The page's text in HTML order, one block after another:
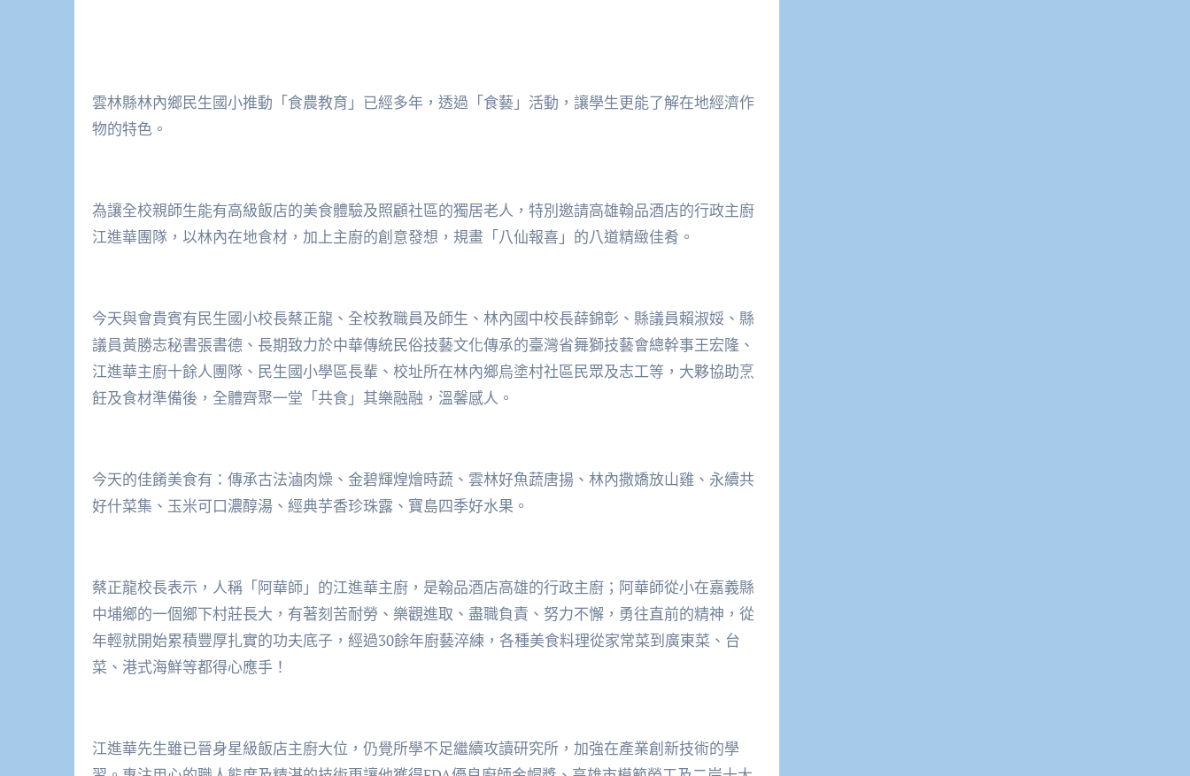
雲林縣林內鄉民生國小推動「食農教育」已經多年，透過「食藝」活動，讓學生更能了解在地經濟作
物的特色。
為讓全校親師生能有高級飯店的美食體驗及照顧社區的獨居老人，特別邀請高雄翰品酒店的行政主廚
江進華團隊，以林內在地食材，加上主廚的創意發想，規畫「八仙報喜」的八道精緻佳肴。
今天與會貴賓有民生國小校長蔡正龍、全校教職員及師生、林內國中校長薛錦彰、縣議員賴淑娞、縣
議員黃勝志秘書張書德、長期致力於中華傳統民俗技藝文化傳承的臺灣省舞獅技藝會總幹事王宏隆、
江進華主廚十餘人團隊、民生國小學區長輩、校址所在林內鄉烏塗村社區民眾及志工等，大夥協助烹
飪及食材準備後，全體齊聚一堂「共食」其樂融融，溫馨感人。
今天的佳餚美食有：傳承古法滷肉燥、金碧輝煌燴時蔬、雲林好魚蔬唐揚、林內撒嬌放山雞、永續共
好什菜集、玉米可口濃醇湯、經典芋香珍珠露、寶島四季好水果。
蔡正龍校長表示，人稱「阿華師」的江進華主廚，是翰品酒店高雄的行政主廚；阿華師從小在嘉義縣
中埔鄉的一個鄉下村莊長大，有著刻苦耐勞、樂觀進取、盡職負責、努力不懈，勇往直前的精神，從
年輕就開始累積豐厚扎實的功夫底子，經過30餘年廚藝淬練，各種美食料理從家常菜到廣東菜、台
菜、港式海鮮等都得心應手！
江進華先生雖已晉身星級飯店主廚大位，仍覺所學不足繼續攻讀研究所，加強在產業創新技術的學